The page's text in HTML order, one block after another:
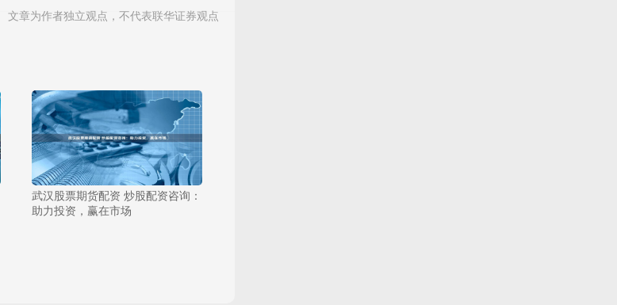
文章为作者独立观点，不代表联华证券观点
武汉股票期货配资 炒股配资咨询：
助力投资，赢在市场